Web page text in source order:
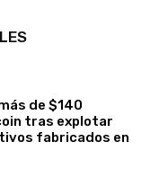
de $140
tras explotar
fabricados en